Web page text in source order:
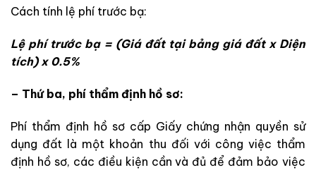
Cách tính lệ phí trước bạ:
Lệ phí trước bạ = (Giá đất tại bảng giá đất x Diện
tích) x 0.5%
– Thứ ba, phí thẩm định hồ sơ:
Phí thẩm định hồ sơ cấp Giấy chứng nhận quyền sử
dụng đất là một khoản thu đối với công việc thẩm
định hồ sơ, các điều kiện cần và đủ để đảm bảo việc